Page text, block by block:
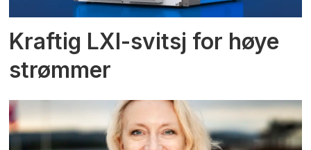
Kraftig LXI-svitsj for høye
strømmer